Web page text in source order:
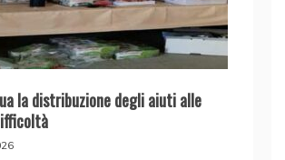
la distribuzione degli aiuti alle